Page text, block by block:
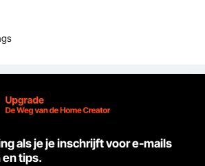
als je je inschrijft voor e-mails
tips.